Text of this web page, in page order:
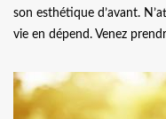
son esthétique d’avant.
vie en dépend. Venez